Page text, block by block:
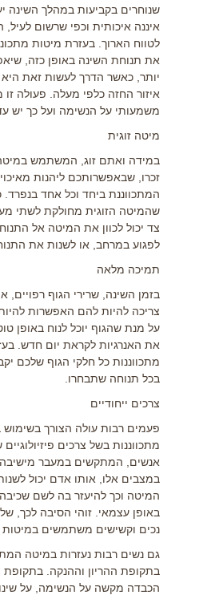
שנוחרים בקביעות במהלך השינה
איננה איכותית וכפי שרשום
לטווח הארוך. בעזרת מיטות
את תנוחת השינה באופן כזה,
יותר, כאשר הדרך לעשות זאת
איזור החזה כלפי מעלה. פעולה זו
משמעותי על הנשימה ועל כך יש
מיטה זוגית
במידה ואתם זוג, המשתמש במיטה
זכרו, שבאפשרותכם ליהנות
המתכווננת ביחד וכל אחד בנפרד.
שהמיטה הזוגית מחולקת לשתי
צד יכול לכוון את המיטה אל
לפגוע במרחב, או לשנות את
תמיכה מלאה
בזמן השינה, שרירי הגוף רפויים,
צריכה להיות להם האפשרות להיות
על מנת שהגוף יוכל לנוח באופן
את האנרגיות לקראת יום חדש.
מתכווננות כל חלקי הגוף שלכם
בכל תנוחה שתבחרו.
צרכים ייחודיים
פעמים רבות עולה הצורך בשימוש
מתכווננות בשל צרכים
אנשים, המתקשים במעבר מישיבה
במצבים אלו, אותו אדם יכול
המיטה וכך להיעזר בה לשם
באופן עצמאי. זוהי הסיבה לכך,
נכים וקשישים משתמשים במיטות
גם נשים רבות נעזרות במיטה
בתקופת ההריון וההנקה. בתקופת
הכבדה מקשה על הנשימה, על